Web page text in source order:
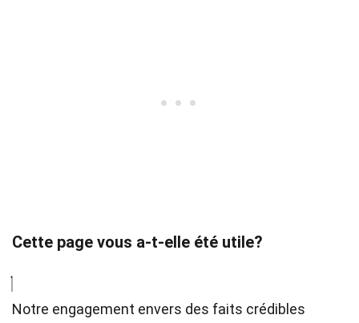
Cette page vous a-t-elle été utile?
Notre engagement envers des faits crédibles